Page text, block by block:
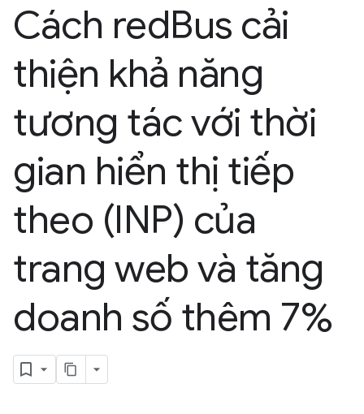
Cách redBus cải
thiện khả năng
tương tác với thời
gian hiển thị tiếp
theo (INP) của
trang web và tăng
doanh số thêm 7%